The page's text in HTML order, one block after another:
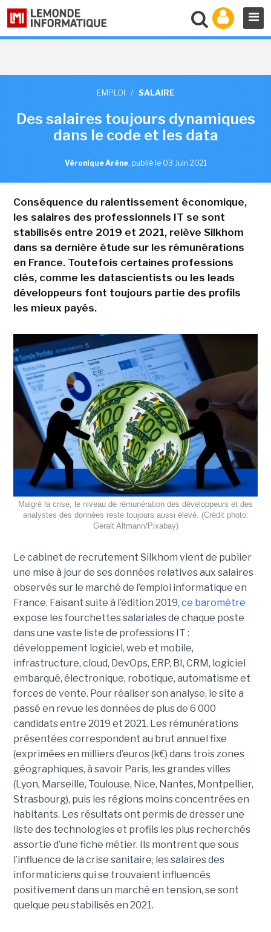
EMPLOI / SALAIRE
Des salaires toujours dynamiques
dans le code et les data
Véronique Arène, publié le 03 Juin 2021
Conséquence du ralentissement économique,
les salaires des professionnels IT se sont
stabilisés entre 2019 et 2021, relève Silkhom
dans sa dernière étude sur les rémunérations
en France. Toutefois certaines professions
clés, comme les datascientists ou les leads
développeurs font toujours partie des profils
les mieux payés.
Malgré la crise, le niveau de rémunération des développeurs et des
analystes des données reste toujours aussi élevé. (Crédit photo:
Geralt Altmann/Pixabay)
Le cabinet de recrutement Silkhom vient de publier
une mise à jour de ses données relatives aux salaires
observés sur le marché de l’emploi informatique en
France. Faisant suite à l’édition 2019, ce baromètre
expose les fourchettes salariales de chaque poste
dans une vaste liste de professions IT :
développement logiciel, web et mobile,
infrastructure, cloud, DevOps, ERP, BI, CRM, logiciel
embarqué, électronique, robotique, automatisme et
forces de vente. Pour réaliser son analyse, le site a
passé en revue les données de plus de 6 000
candidats entre 2019 et 2021. Les rémunérations
présentées correspondent au brut annuel fixe
(exprimées en milliers d’euros (k€) dans trois zones
géographiques, à savoir Paris, les grandes villes
(Lyon, Marseille, Toulouse, Nice, Nantes, Montpellier,
Strasbourg), puis les régions moins concentrées en
habitants. Les résultats ont permis de dresser une
liste des technologies et profils les plus recherchés
assortie d’une fiche métier. Ils montrent que sous
l’influence de la crise sanitaire, les salaires des
informaticiens qui se trouvaient influencés
positivement dans un marché en tension, se sont
quelque peu stabilisés en 2021.